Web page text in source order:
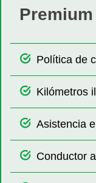
Premium
Política de
Kilómetros
Asistencia
Conductor